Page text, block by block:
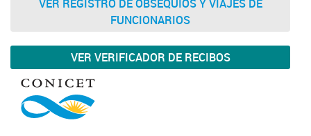
VER REGISTRO DE OBSEQUIOS Y VIAJES DE
FUNCIONARIOS
VER VERIFICADOR DE RECIBOS